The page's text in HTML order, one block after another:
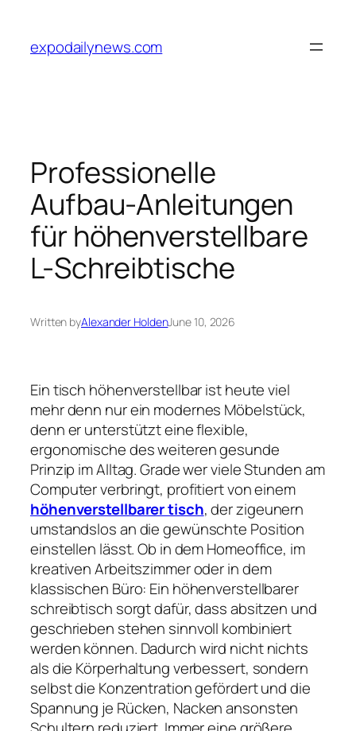
content
expodailynews.com
Professionelle
Aufbau-Anleitungen
für höhenverstellbare
L-Schreibtische
Written byAlexander HoldenJune 10, 2026
Ein tisch höhenverstellbar ist heute viel
mehr denn nur ein modernes Möbelstück,
denn er unterstützt eine flexible,
ergonomische des weiteren gesunde
Prinzip im Alltag. Grade wer viele Stunden am
Computer verbringt, profitiert von einem
höhenverstellbarer tisch, der zigeunern
umstandslos an die gewünschte Position
einstellen lässt. Ob in dem Homeoffice, im
kreativen Arbeitszimmer oder in dem
klassischen Büro: Ein höhenverstellbarer
schreibtisch sorgt dafür, dass absitzen und
geschrieben stehen sinnvoll kombiniert
werden können. Dadurch wird nicht nichts
als die Körperhaltung verbessert, sondern
selbst die Konzentration gefördert und die
Spannung je Rücken, Nacken ansonsten